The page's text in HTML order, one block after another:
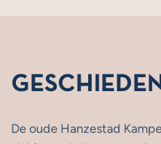
De oude Hanzestad